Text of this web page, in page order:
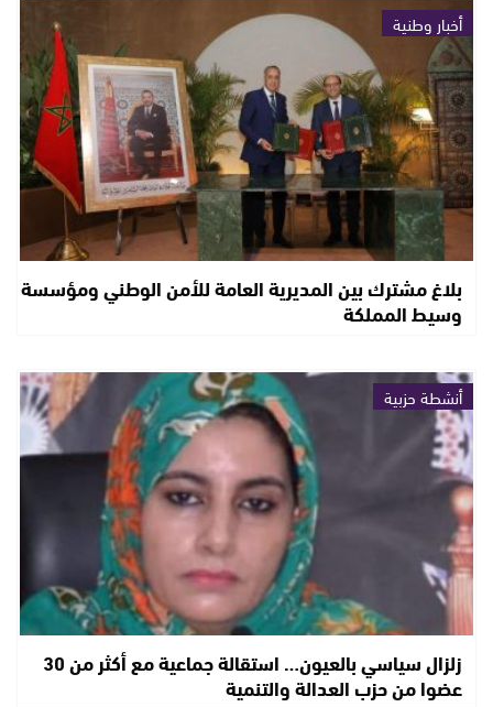
أخبار وطنية
بلاغ مشترك بين المديرية العامة للأمن الوطني ومؤسسة
وسيط المملكة
أنشطة حزبية
زلزال سياسي بالعيون… استقالة جماعية مع أكثر من 30
عضوا من حزب العدالة والتنمية